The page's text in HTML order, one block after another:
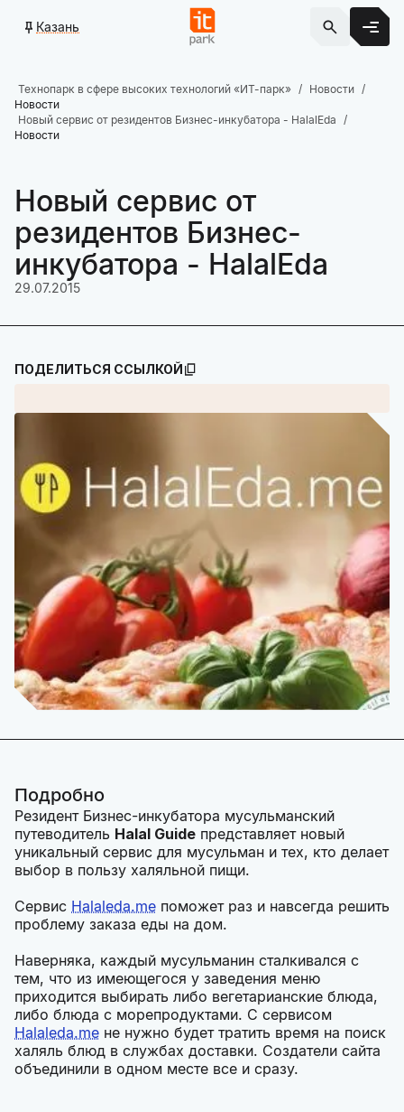
Казань
Технопарк в сфере высоких технологий «ИТ-парк»
Новости
Новости
Новый сервис от резидентов Бизнес-инкубатора - HalalEda
Новости
Новый сервис от
резидентов Бизнес-
инкубатора - HalalEda
29.07.2015
ПОДЕЛИТЬСЯ ССЫЛКОЙ
Подробно
Резидент Бизнес-инкубатора мусульманский
путеводитель Halal Guide представляет новый
уникальный сервис для мусульман и тех, кто делает
выбор в пользу халяльной пищи.
Сервис Halaleda.me поможет раз и навсегда решить
проблему заказа еды на дом.
Наверняка, каждый мусульманин сталкивался с
тем, что из имеющегося у заведения меню
приходится выбирать либо вегетарианские блюда,
либо блюда с морепродуктами. С сервисом
Halaleda.me не нужно будет тратить время на поиск
халяль блюд в службах доставки. Создатели сайта
объединили в одном месте все и сразу.